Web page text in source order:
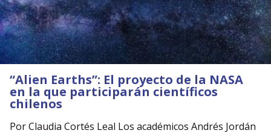
“Alien Earths”: El proyecto de la NASA
en la que participarán científicos
chilenos
Por Claudia Cortés Leal Los académicos Andrés Jordán